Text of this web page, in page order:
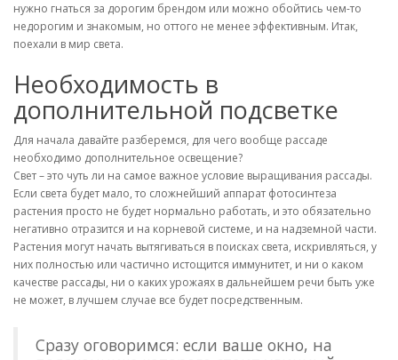
нужно гнаться за дорогим брендом или можно обойтись чем-то
недорогим и знакомым, но оттого не менее эффективным. Итак,
поехали в мир света.
Необходимость в
дополнительной подсветке
Для начала давайте разберемся, для чего вообще рассаде
необходимо дополнительное освещение?
Свет – это чуть ли на самое важное условие выращивания рассады.
Если света будет мало, то сложнейший аппарат фотосинтеза
растения просто не будет нормально работать, и это обязательно
негативно отразится и на корневой системе, и на надземной части.
Растения могут начать вытягиваться в поисках света, искривляться, у
них полностью или частично истощится иммунитет, и ни о каком
качестве рассады, ни о каких урожаях в дальнейшем речи быть уже
не может, в лучшем случае все будет посредственным.
Сразу оговоримся: если ваше окно, на